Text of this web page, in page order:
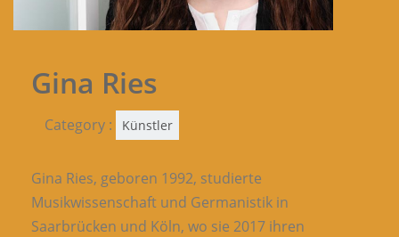
Gina Ries
Category : Künstler
Gina Ries, geboren 1992, studierte
Musikwissenschaft und Germanistik in
Saarbrücken und Köln, wo sie 2017 ihren